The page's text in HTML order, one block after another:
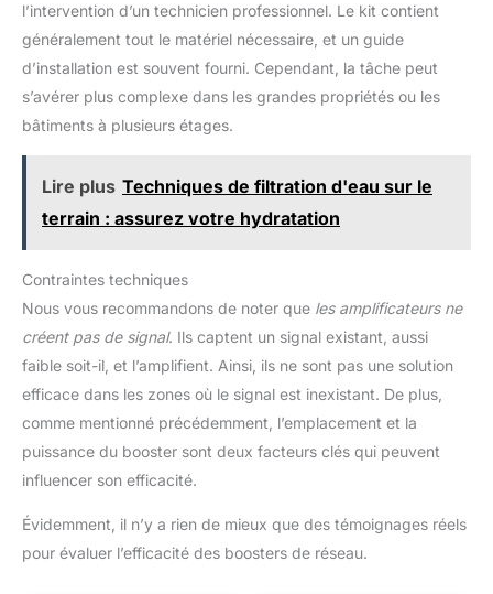
l’intervention d’un technicien professionnel. Le kit contient
généralement tout le matériel nécessaire, et un guide
d’installation est souvent fourni. Cependant, la tâche peut
s’avérer plus complexe dans les grandes propriétés ou les
bâtiments à plusieurs étages.
Lire plus Techniques de filtration d'eau sur le
terrain : assurez votre hydratation
Contraintes techniques
Nous vous recommandons de noter que les amplificateurs ne
créent pas de signal. Ils captent un signal existant, aussi
faible soit-il, et l’amplifient. Ainsi, ils ne sont pas une solution
efficace dans les zones où le signal est inexistant. De plus,
comme mentionné précédemment, l’emplacement et la
puissance du booster sont deux facteurs clés qui peuvent
influencer son efficacité.
Évidemment, il n’y a rien de mieux que des témoignages réels
pour évaluer l’efficacité des boosters de réseau.